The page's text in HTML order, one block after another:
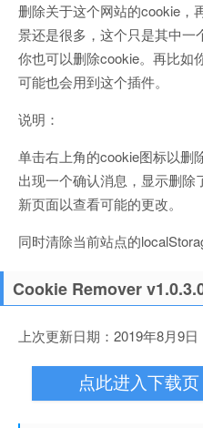
删除关于这个网站的cookie，
景还是很多，这个只是其中一
你也可以删除cookie。再比如
可能也会用到这个插件。
说明：
单击右上角的cookie图标以删
出现一个确认消息，显示删除
新页面以查看可能的更改。
同时清除当前站点的
Cookie Remover
上次更新日期：2019年8月9日
点此进入下载页